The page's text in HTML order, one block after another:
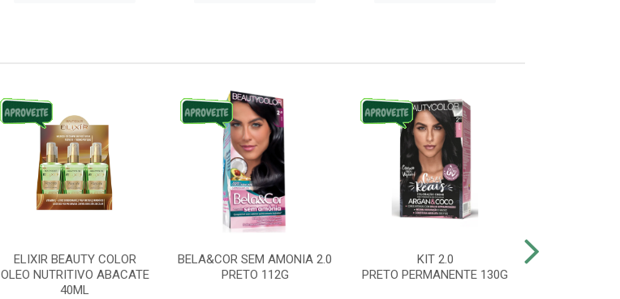
ELIXIR BEAUTY COLOR
OLEO NUTRITIVO ABACATE
40ML
BELA&COR SEM AMONIA 2.0
PRETO 112G
KIT 2.0
PRETO PERMANENTE 130G